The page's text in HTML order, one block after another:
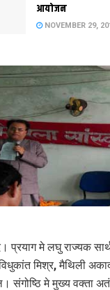
आयोजन
NOVEMBER 29,
प्रयाग मे लघु राज्यक
मिश्र, मैथिली
संगोष्ठि मे मुख्य वक्ता